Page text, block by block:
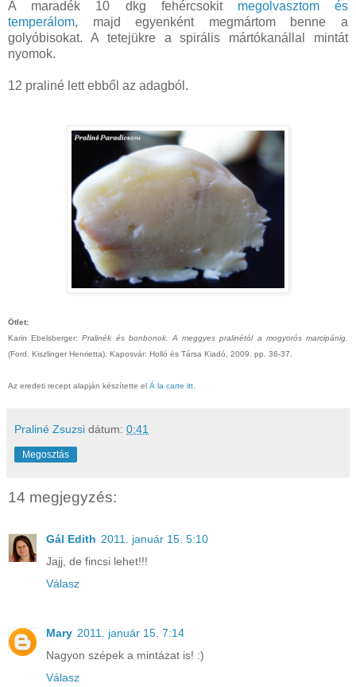
A maradék 10 dkg fehércsokit megolvasztom és
temperálom, majd egyenként megmártom benne a
golyóbisokat. A tetejükre a spirális mártókanállal mintát
nyomok.
12 praliné lett ebből az adagból.
Ötlet:
Karin Ebelsberger:Pralinék és bonbonok. A meggyes pralinétól a mogyorós marcipánig.
(Ford. Kiszlinger Henrietta). Kaposvár: Holló és Társa Kiadó, 2009. pp. 36-37.
Az eredeti recept alapján készítette el Á la carte itt.
Praliné Zsuzsi dátum: 0:41
Megosztás
14 megjegyzés:
Gál Edith 2011. január 15. 5:10
Jajj, de fincsi lehet!!!
Válasz
Mary 2011. január 15. 7:14
Nagyon szépek a mintázat is! :)
Válasz